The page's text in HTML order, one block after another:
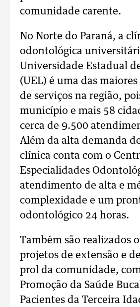
comunidade carente.
No Norte do Paraná, a
odontológica
Universidade Estadual
(UEL) é uma das
de serviços na região,
município e mais 58
cerca de 9.500
Além da alta demanda
clínica conta com o
Especialidades
atendimento de alta e
complexidade e um
odontológico 24 horas.
Também são realizados
projetos de extensão e
prol da comunidade,
Promoção da Saúde
Pacientes da Terceira